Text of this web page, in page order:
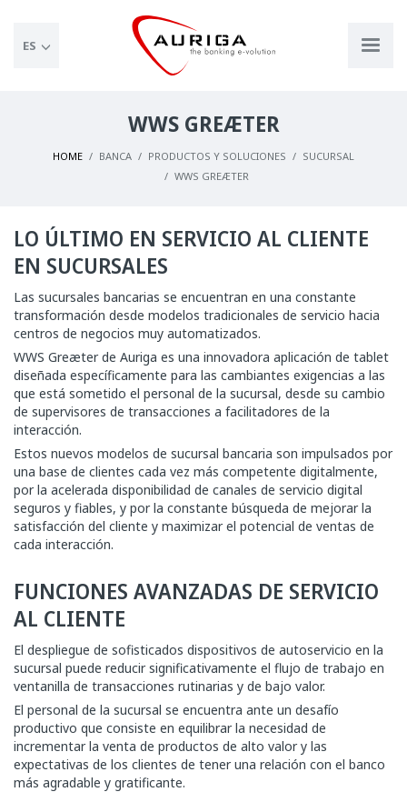
ES
WWS GREÆTER
HOME BANCA PRODUCTOS Y SOLUCIONES
SUCURSAL
WWS GREÆTER
LO ÚLTIMO EN SERVICIO AL CLIENTE
EN SUCURSALES
Las sucursales bancarias se encuentran en una constante
transformación desde modelos tradicionales de servicio hacia
centros de negocios muy automatizados.
WWS Greæter de Auriga es una innovadora aplicación de tablet
diseñada específicamente para las cambiantes exigencias a las
que está sometido el personal de la sucursal, desde su cambio
de supervisores de transacciones a facilitadores de la
interacción.
Estos nuevos modelos de sucursal bancaria son impulsados por
una base de clientes cada vez más competente digitalmente,
por la acelerada disponibilidad de canales de servicio digital
seguros y fiables, y por la constante búsqueda de mejorar la
satisfacción del cliente y maximizar el potencial de ventas de
cada interacción.
FUNCIONES AVANZADAS DE SERVICIO
AL CLIENTE
El despliegue de sofisticados dispositivos de autoservicio en la
sucursal puede reducir significativamente el flujo de trabajo en
ventanilla de transacciones rutinarias y de bajo valor.
El personal de la sucursal se encuentra ante un desafío
productivo que consiste en equilibrar la necesidad de
incrementar la venta de productos de alto valor y las
expectativas de los clientes de tener una relación con el banco
más agradable y gratificante.